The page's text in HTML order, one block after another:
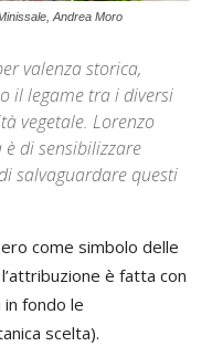
Andrea Moro
valenza storica,
il legame tra i diversi
vegetale. Lorenzo
è di sensibilizzare
salvaguardare questi
come simbolo delle
è fatta con
fondo le
scelta).